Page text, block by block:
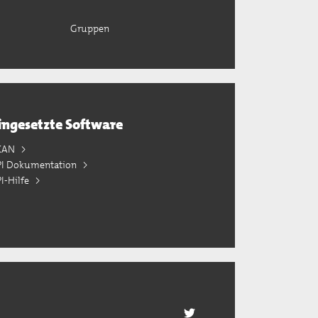
Gruppen
Software
Dokumentation
Hilfe